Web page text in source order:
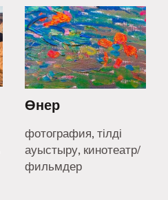
Өнер
фотография, тілді
ауыстыру, кинотеатр/
фильмдер